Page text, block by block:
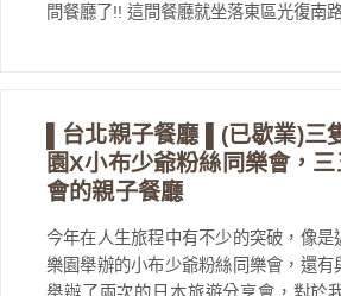
間餐廳了!! 這間餐廳就坐落東區光復南
▌台北親子餐廳 ▌(已歇業)三
園X小布少爺粉絲同樂會，
會的親子餐廳
今年在人生旅程中有不少的突破，像是
樂園舉辦的小布少爺粉絲同樂會，還有
舉辦了兩次的日本旅遊分享會，對於